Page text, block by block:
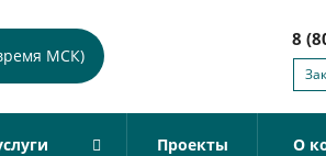
МСК)
8
Проекты О